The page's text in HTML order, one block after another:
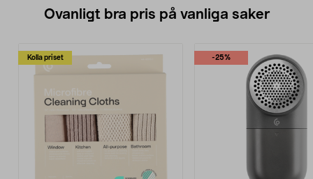
Ovanligt bra pris på vanliga saker
Kolla priset -25%